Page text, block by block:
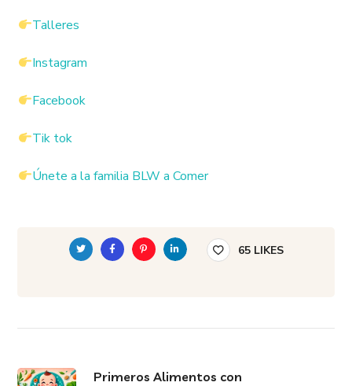
Talleres
Instagram
Facebook
Tik tok
Únete a la familia BLW a Comer
65LIKES
Primeros Alimentos con